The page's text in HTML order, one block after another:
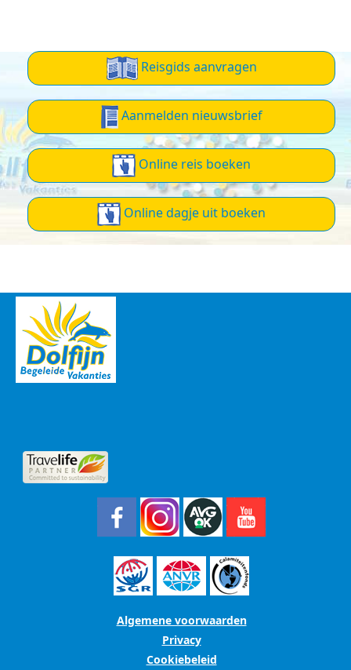
Reisgids aanvragen
Aanmelden nieuwsbrief
Online reis boeken
Online dagje uit boeken
Algemene voorwaarden
Privacy
Cookiebeleid